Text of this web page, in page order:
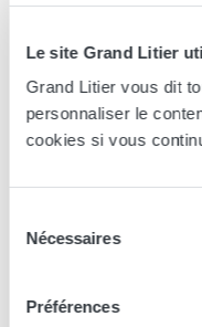
Le site Grand Litier
Grand Litier vous dit
personnaliser le
cookies si vous
Nécessaires
Préférences
est polyvalent et
des plus simples
solution polyvalente
140x190
élégante et son
coucher tout en
votre matelas. Son